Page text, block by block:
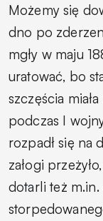
Możemy się
dno po
mgły w maju
uratować, bo
szczęścia
podczas I
rozpadł się na
załogi
dotarli też